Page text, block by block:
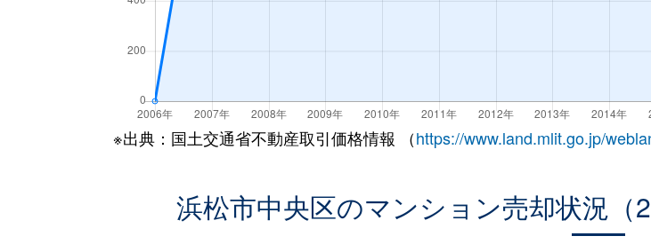
※出典：国土交通省不動産取引価格情報 （https://www.land.mlit.go.jp/
浜松市中央区のマンション売却状況（